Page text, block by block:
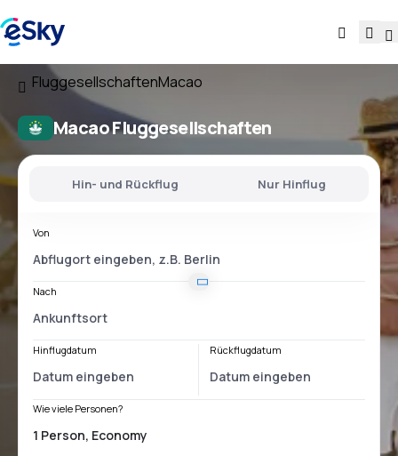
FluggesellschaftenMacao
Macao Fluggesellschaften
Hin- und Rückflug Nur Hinflug
Von
Nach
Hinflugdatum Rückflugdatum
Wie viele Personen?